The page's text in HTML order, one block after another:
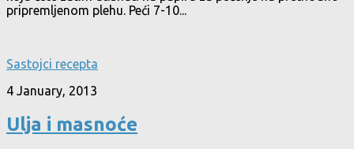
pripremljenom plehu. Peći 7-10...
Sastojci recepta
4 January, 2013
Ulja i masnoće